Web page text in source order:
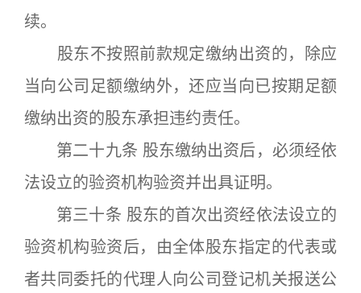
续。
股东不按照前款规定缴纳出资的，除应
当向公司足额缴纳外，还应当向已按期足额
缴纳出资的股东承担违约责任。
第二十九条 股东缴纳出资后，必须经依
法设立的验资机构验资并出具证明。
第三十条 股东的首次出资经依法设立的
验资机构验资后，由全体股东指定的代表或
者共同委托的代理人向公司登记机关报送公